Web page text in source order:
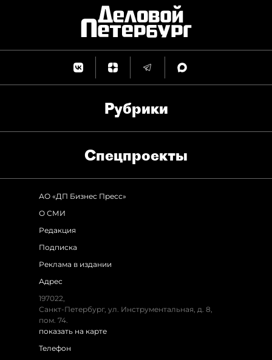
Рубрики
Спец­проекты
АО «ДП Бизнес Пресс»
О СМИ
Редакция
Подписка
Реклама в издании
Адрес
197022,
Санкт-Петербург, ул. Инструментальная, д. 8,
пом. 74.
показать на карте
Телефон